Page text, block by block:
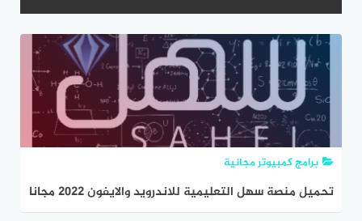
برامج كمبيوتر مجانية
تحميل منصة سهل التعليمية للاندرويد والايفون 2022 مجانا